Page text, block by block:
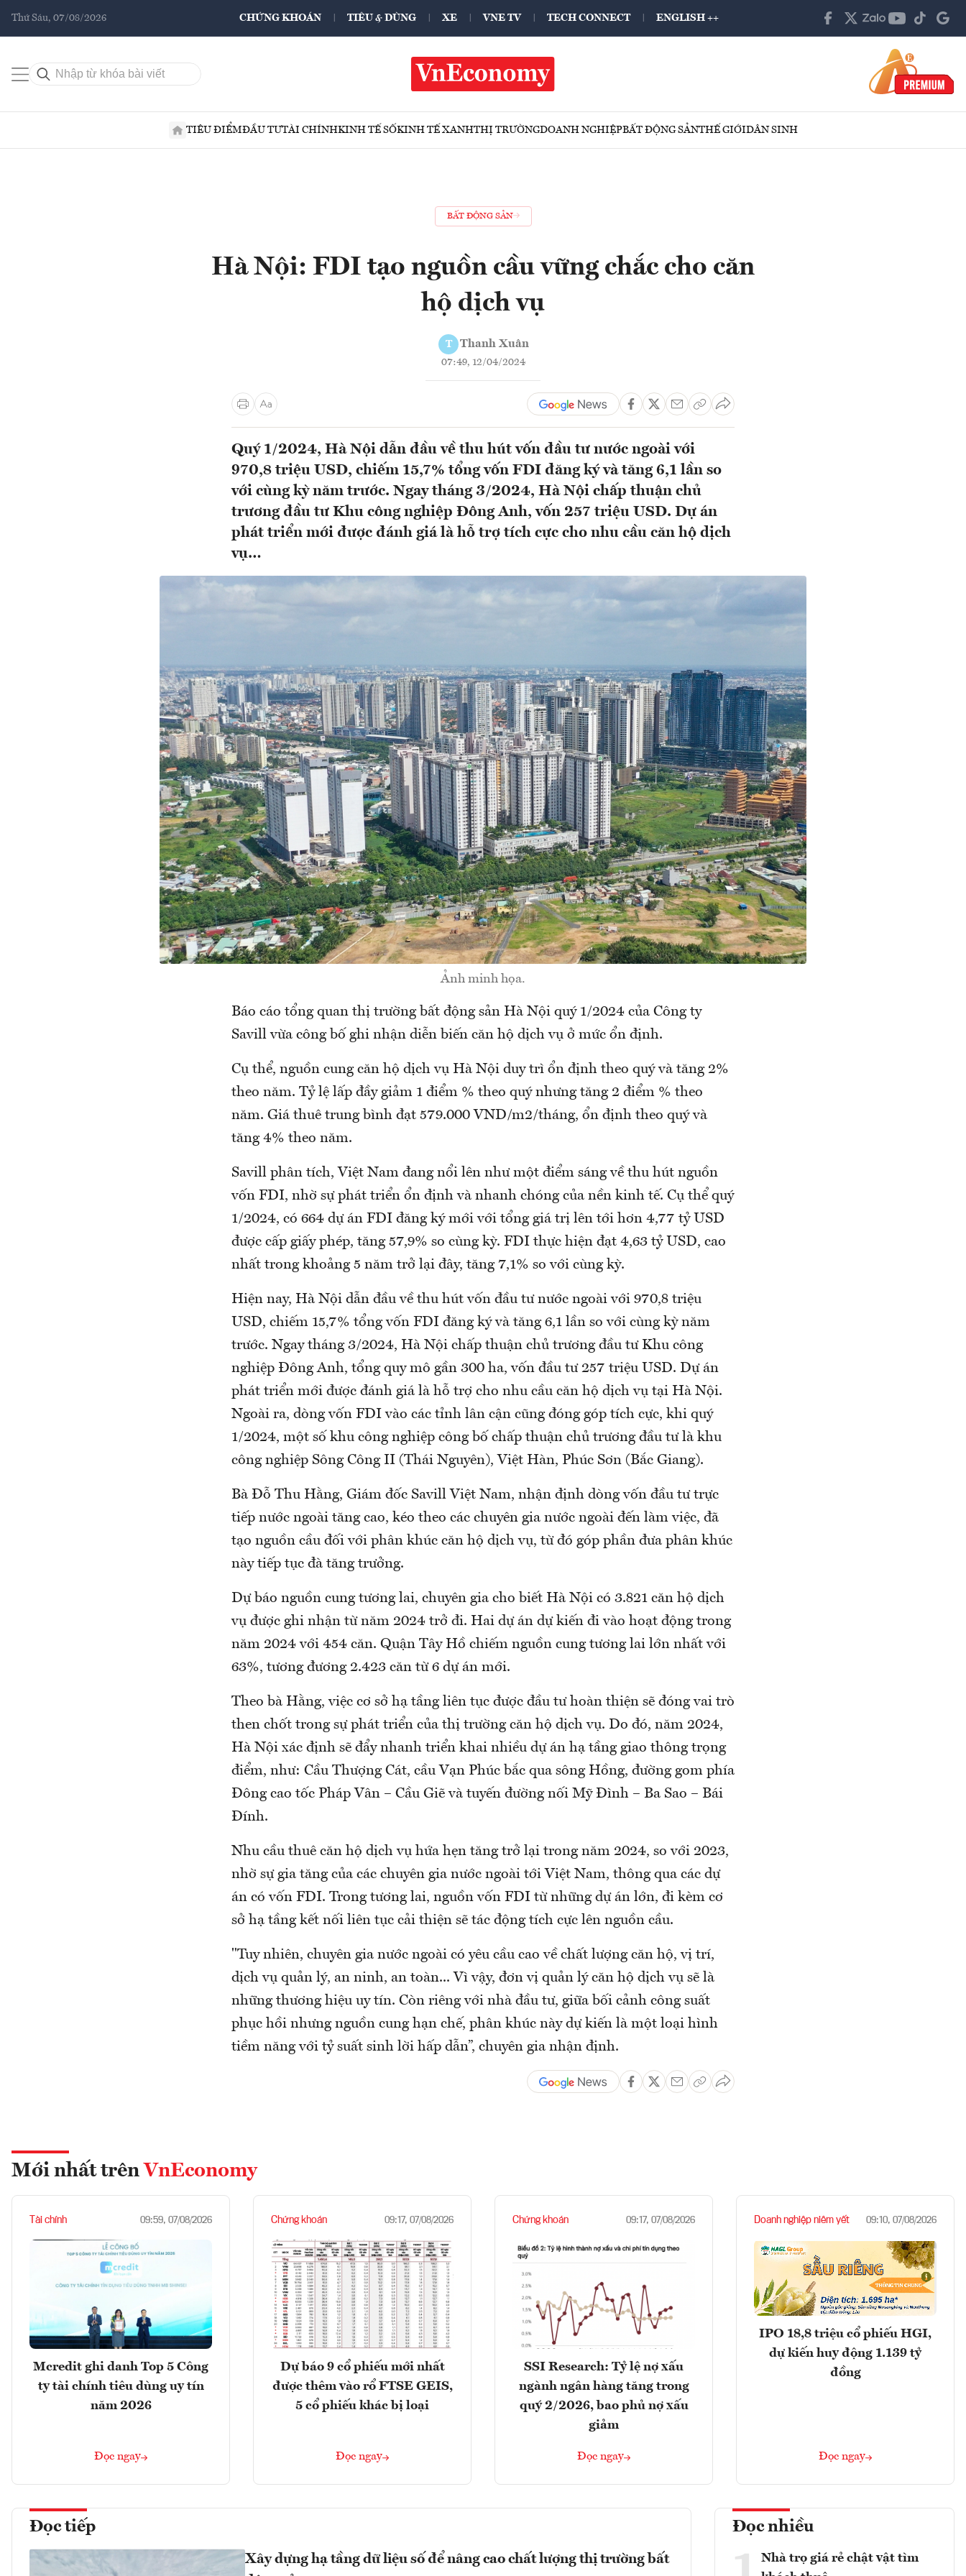
Thứ Sáu, 07/08/2026 CHỨNG KHOÁN TIÊU & DÙNG XE VNE TV TECH CONNECT ENGLISH ++
TIÊU ĐIỂMĐẦU TƯTÀI CHÍNHKINH TẾ SỐKINH TẾ XANHTHỊ TRƯỜNGDOANH NGHIỆPBẤT ĐỘNG SẢNTHẾ GIỚIDÂN SINH
BẤT ĐỘNG SẢN
Hà Nội: FDI tạo nguồn cầu vững chắc cho căn
hộ dịch vụ
T Thanh Xuân
07:49, 12/04/2024
Quý 1/2024, Hà Nội dẫn đầu về thu hút vốn đầu tư nước ngoài với
970,8 triệu USD, chiếm 15,7% tổng vốn FDI đăng ký và tăng 6,1 lần so
với cùng kỳ năm trước. Ngay tháng 3/2024, Hà Nội chấp thuận chủ
trương đầu tư Khu công nghiệp Đông Anh, vốn 257 triệu USD. Dự án
phát triển mới được đánh giá là hỗ trợ tích cực cho nhu cầu căn hộ dịch
vụ…
Ảnh minh họa.
Báo cáo tổng quan thị trường bất động sản Hà Nội quý 1/2024 của Công ty
Savill vừa công bố ghi nhận diễn biến căn hộ dịch vụ ở mức ổn định.
Cụ thể, nguồn cung căn hộ dịch vụ Hà Nội duy trì ổn định theo quý và tăng 2%
theo năm. Tỷ lệ lấp đầy giảm 1 điểm % theo quý nhưng tăng 2 điểm % theo
năm. Giá thuê trung bình đạt 579.000 VND/m2/tháng, ổn định theo quý và
tăng 4% theo năm.
Savill phân tích, Việt Nam đang nổi lên như một điểm sáng về thu hút nguồn
vốn FDI, nhờ sự phát triển ổn định và nhanh chóng của nền kinh tế. Cụ thể quý
1/2024, có 664 dự án FDI đăng ký mới với tổng giá trị lên tới hơn 4,77 tỷ USD
được cấp giấy phép, tăng 57,9% so cùng kỳ. FDI thực hiện đạt 4,63 tỷ USD, cao
nhất trong khoảng 5 năm trở lại đây, tăng 7,1% so với cùng kỳ.
Hiện nay, Hà Nội dẫn đầu về thu hút vốn đầu tư nước ngoài với 970,8 triệu
USD, chiếm 15,7% tổng vốn FDI đăng ký và tăng 6,1 lần so với cùng kỳ năm
trước. Ngay tháng 3/2024, Hà Nội chấp thuận chủ trương đầu tư Khu công
nghiệp Đông Anh, tổng quy mô gần 300 ha, vốn đầu tư 257 triệu USD. Dự án
phát triển mới được đánh giá là hỗ trợ cho nhu cầu căn hộ dịch vụ tại Hà Nội.
Ngoài ra, dòng vốn FDI vào các tỉnh lân cận cũng đóng góp tích cực, khi quý
1/2024, một số khu công nghiệp công bố chấp thuận chủ trương đầu tư là khu
công nghiệp Sông Công II (Thái Nguyên), Việt Hàn, Phúc Sơn (Bắc Giang).
Bà Đỗ Thu Hằng, Giám đốc Savill Việt Nam, nhận định dòng vốn đầu tư trực
tiếp nước ngoài tăng cao, kéo theo các chuyên gia nước ngoài đến làm việc, đã
tạo nguồn cầu đối với phân khúc căn hộ dịch vụ, từ đó góp phần đưa phân khúc
này tiếp tục đà tăng trưởng.
Dự báo nguồn cung tương lai, chuyên gia cho biết Hà Nội có 3.821 căn hộ dịch
vụ được ghi nhận từ năm 2024 trở đi. Hai dự án dự kiến đi vào hoạt động trong
năm 2024 với 454 căn. Quận Tây Hồ chiếm nguồn cung tương lai lớn nhất với
63%, tương đương 2.423 căn từ 6 dự án mới.
Theo bà Hằng, việc cơ sở hạ tầng liên tục được đầu tư hoàn thiện sẽ đóng vai trò
then chốt trong sự phát triển của thị trường căn hộ dịch vụ. Do đó, năm 2024,
Hà Nội xác định sẽ đẩy nhanh triển khai nhiều dự án hạ tầng giao thông trọng
điểm, như: Cầu Thượng Cát, cầu Vạn Phúc bắc qua sông Hồng, đường gom phía
Đông cao tốc Pháp Vân – Cầu Giẽ và tuyến đường nối Mỹ Đình – Ba Sao – Bái
Đính.
Nhu cầu thuê căn hộ dịch vụ hứa hẹn tăng trở lại trong năm 2024, so với 2023,
nhờ sự gia tăng của các chuyên gia nước ngoài tới Việt Nam, thông qua các dự
án có vốn FDI. Trong tương lai, nguồn vốn FDI từ những dự án lớn, đi kèm cơ
sở hạ tầng kết nối liên tục cải thiện sẽ tác động tích cực lên nguồn cầu.
"Tuy nhiên, chuyên gia nước ngoài có yêu cầu cao về chất lượng căn hộ, vị trí,
dịch vụ quản lý, an ninh, an toàn... Vì vậy, đơn vị quản lý căn hộ dịch vụ sẽ là
những thương hiệu uy tín. Còn riêng với nhà đầu tư, giữa bối cảnh công suất
phục hồi nhưng nguồn cung hạn chế, phân khúc này dự kiến là một loại hình
tiềm năng với tỷ suất sinh lời hấp dẫn”, chuyên gia nhận định.
Mới nhất trên VnEconomy
Tài chính 09:59, 07/08/2026
Mcredit ghi danh Top 5 Công
ty tài chính tiêu dùng uy tín
năm 2026
Đọc ngay
Chứng khoán 09:17, 07/08/2026
Dự báo 9 cổ phiếu mới nhất
được thêm vào rổ FTSE GEIS,
5 cổ phiếu khác bị loại
Đọc ngay
Chứng khoán 09:17, 07/08/2026
SSI Research: Tỷ lệ nợ xấu
ngành ngân hàng tăng trong
quý 2/2026, bao phủ nợ xấu
giảm
Đọc ngay
Doanh nghiệp niêm yết 09:10, 07/08/2026
IPO 18,8 triệu cổ phiếu HGI,
dự kiến huy động 1.139 tỷ
đồng
Đọc ngay
Đọc tiếp
Xây dựng hạ tầng dữ liệu số để nâng cao chất lượng thị trường bất
Đọc nhiều
Nhà trọ giá rẻ chật vật tìm